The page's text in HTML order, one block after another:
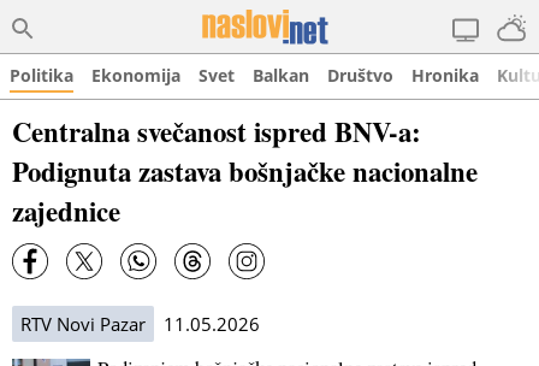
Politika Ekonomija Svet Balkan Društvo Hronika
Centralna svečanost ispred BNV-a:
Podignuta zastava bošnjačke nacionalne
zajednice
RTV Novi Pazar 11.05.2026